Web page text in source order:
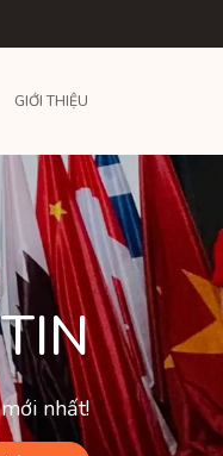
GIỚI THIỆU
nhất!